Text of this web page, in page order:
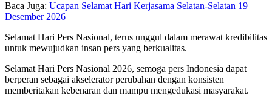
Baca Juga: Ucapan Selamat Hari Kerjasama Selatan-Selatan 19
Desember 2026
Selamat Hari Pers Nasional, terus unggul dalam merawat kredibilitas
untuk mewujudkan insan pers yang berkualitas.
Selamat Hari Pers Nasional 2026, semoga pers Indonesia dapat
berperan sebagai akselerator perubahan dengan konsisten
memberitakan kebenaran dan mampu mengedukasi masyarakat.